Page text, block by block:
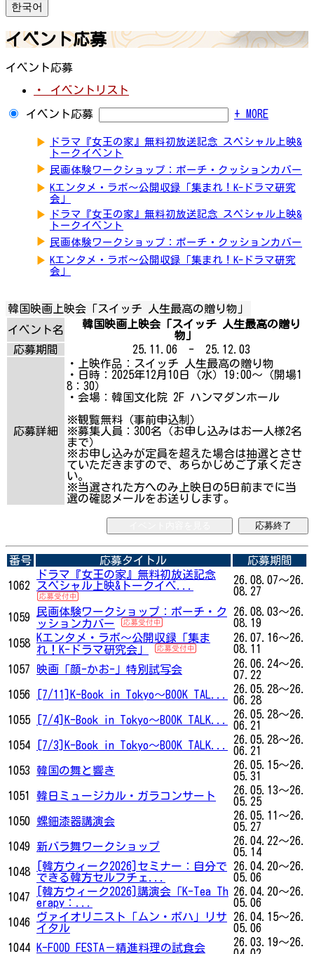
한국어
イベント応募
イベント応募
・ イベントリスト
イベント応募 + MORE
▶
ドラマ『女王の家』無料初放送記念 スペシャル上映&
トークイベント
▶ 民画体験ワークショップ：ポーチ・クッションカバー
▶ Kエンタメ・ラボ～公開収録「集まれ！K-ドラマ研究
会」
▶
ドラマ『女王の家』無料初放送記念 スペシャル上映&
トークイベント
▶ 民画体験ワークショップ：ポーチ・クッションカバー
▶ Kエンタメ・ラボ～公開収録「集まれ！K-ドラマ研究
会」
韓国映画上映会「スイッチ 人生最高の贈り物」
イベント名
韓国映画上映会「スイッチ 人生最高の贈り
物」
応募期間
25.11.06 - 25.12.03
応募詳細
・上映作品：スイッチ 人生最高の贈り物
・日時：2025年12月10日（水）19:00～（開場1
8：30）
・会場：韓国文化院 2F ハンマダンホール
※観覧無料（事前申込制）
※募集人員：300名（お申し込みはお一人様2名
まで）
※お申し込みが定員を超えた場合は抽選とさせ
ていただきますので、あらかじめご了承くださ
い。
※当選された方へのみ上映日の5日前までに当
選の確認メールをお送りします。
応募終了
番号 応募タイトル 応募期間
1062
ドラマ『女王の家』無料初放送記念
スペシャル上映&トークイベ...
26.08.07～26.
08.27
1059
民画体験ワークショップ：ポーチ・ク
ッションカバー
26.08.03～26.
08.19
1058
Kエンタメ・ラボ～公開収録「集ま
れ！K-ドラマ研究会」
26.07.16～26.
08.11
1057
映画「顔-かお-」特別試写会
26.06.24～26.
07.22
1056
[7/11]K-Book in Tokyo～BOOK TAL...
26.05.28～26.
06.28
1055
[7/4]K-Book in Tokyo～BOOK TALK...
26.05.28～26.
06.21
1054
[7/3]K-Book in Tokyo～BOOK TALK...
26.05.28～26.
06.21
1053 韓国の舞と響き
26.05.15～26.
05.31
1051
韓日ミュージカル・ガラコンサート
26.05.13～26.
05.25
1050
螺鈿漆器講演会
26.05.11～26.
05.27
1049
新バラ舞ワークショップ
26.04.22～26.
05.14
1048
[韓方ウィーク2026]セミナー：自分で
できる韓方セルフチェ...
26.04.20～26.
05.06
1047
[韓方ウィーク2026]講演会「K-Tea Th
erapy：...
26.04.20～26.
05.06
1046
ヴァイオリニスト「ムン・ボハ」リサ
イタル
26.04.15～26.
05.06
1044
K-FOOD FESTA－精進料理の試食会
26.03.19～26.